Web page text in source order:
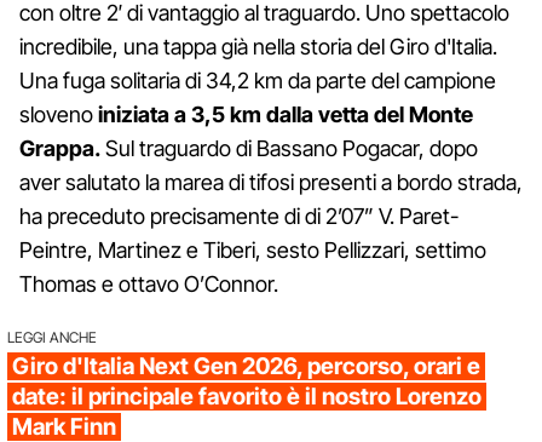
con oltre 2′ di vantaggio al traguardo. Uno spettacolo
incredibile, una tappa già nella storia del Giro d'Italia.
Una fuga solitaria di 34,2 km da parte del campione
slovenoiniziata a 3,5 km dalla vetta del Monte
Grappa.Sul traguardo di Bassano Pogacar, dopo
aver salutato la marea di tifosi presenti a bordo strada,
ha preceduto precisamente di di 2’07” V. Paret-
Peintre, Martinez e Tiberi, sesto Pellizzari, settimo
Thomas e ottavo O’Connor.
LEGGI ANCHE
Giro d'Italia Next Gen 2026, percorso, orari e
date: il principale favorito è il nostro Lorenzo
Mark Finn